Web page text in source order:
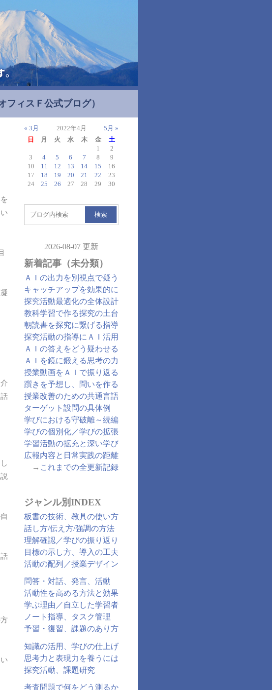
フィスＦ公式ブログ）
2022年4月
日
月 火 水 木 金
土
1
2
3
4 5 6 7 8
9
10
11 12 13 14 15
16
17
18 19 20 21 22
23
24
25 26 27 28 29 30
« 3月 5月 »
検索
2026-08-07 更新
新着記事（未分類）
ＡＩの出力を別視点で疑う
キャッチアップを効果的に
探究活動最適化の全体設計
教科学習で作る探究の土台
朝読書を探究に繋げる指導
探究活動の指導にＡＩ活用
ＡＩの答えをどう疑わせる
ＡＩを鏡に鍛える思考の力
授業動画をＡＩで振り返る
躓きを予想し、問いを作る
授業改善のための共通言語
ターゲット設問の具体例
学びにおける守破離～続編
学びの個別化／学びの拡張
学習活動の拡充と深い学び
広報内容と日常実践の距離
→ これまでの全更新記録
ジャンル別INDEX
板書の技術、教具の使い方
話し方/伝え方/強調の方法
理解確認／学びの振り返り
目標の示し方、導入の工夫
活動の配列／授業デザイン
問答・対話、発言、活動
活動性を高める方法と効果
学ぶ理由／自立した学習者
ノート指導、タスク管理
予習・復習、課題のあり方
知識の活用、学びの仕上げ
思考力と表現力を養うには
探究活動、課題研究
考査問題で何をどう測るか